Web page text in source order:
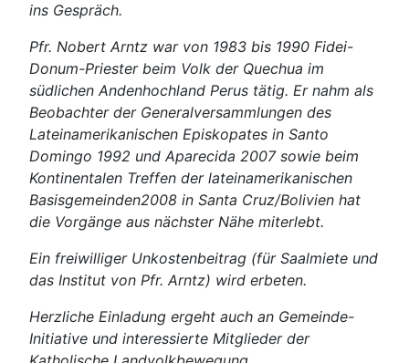
ins Gespräch.
Pfr. Nobert Arntz war von 1983 bis 1990 Fidei-
Donum-Priester beim Volk der Quechua im
südlichen Andenhochland Perus tätig. Er nahm als
Beobachter der Generalversammlungen des
Lateinameri­kanischen Episkopates in Santo
Domingo 1992 und Aparecida 2007 sowie beim
Kontinentalen Treffen der lateinamerikanischen
Basisgemeinden2008 in Santa Cruz/Bolivien hat
die Vorgänge aus nächster Nähe miterlebt.
Ein freiwilliger Unkostenbeitrag (für Saalmiete und
das Institut von Pfr. Arntz) wird erbeten.
Herzliche Einladung ergeht auch an Gemeinde-
Initiative und interessierte Mitglieder der